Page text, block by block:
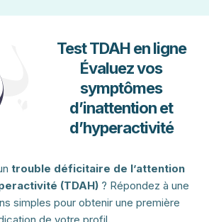
Test TDAH en ligne
Évaluez vos
symptômes
d’inattention et
d’hyperactivité
trouble déficitaire de l’attention
(TDAH) ? Répondez à une
simples pour obtenir une première
de votre profil.